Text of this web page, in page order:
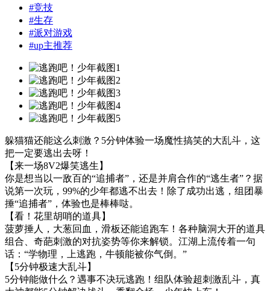
#竞技
#生存
#派对游戏
#up主推荐
躲猫猫还能这么刺激？5分钟体验一场魔性搞笑的大乱斗，这
把一定要逃出去呀！
【来一场8V2爆笑逃生】
你是想当以一敌百的“追捕者”，还是并肩合作的“逃生者”？据
说第一次玩，99%的少年都逃不出去！除了成功出逃，组团暴
捶“追捕者”，体验也是棒棒哒。
【看！花里胡哨的道具】
菠萝捶人，大葱回血，滑板还能追跑车！各种脑洞大开的道具
组合、奇葩刺激的对抗姿势等你来解锁。江湖上流传着一句
话：“学物理，上逃跑，牛顿能被你气倒。”
【5分钟极速大乱斗】
5分钟能做什么？遇事不决玩逃跑！组队体验超刺激乱斗，真